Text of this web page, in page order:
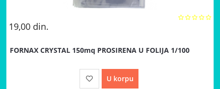
19,00 din.
FORNAX CRYSTAL 150mq PROSIRENA U FOLIJA 1/100
U korpu